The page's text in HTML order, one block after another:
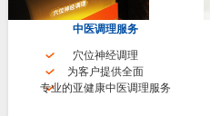
中医调理服务
穴位神经调理
为客户提供全面
专业的亚健康中医调理服务